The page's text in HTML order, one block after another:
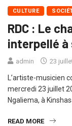
CULTURE
RDC : Le
interpellé à
admin 23
L’artiste-musicien
mercredi 23 juillet
Ngaliema, à
READ MORE